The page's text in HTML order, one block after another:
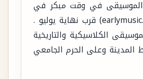
الموسيقى في وقت مبكر في
فانكوفر (earlymusic.bc.ca) قرب نهاية يوليو .
الكلاسيكية والتاريخية
وعلى الحرم الجامعي